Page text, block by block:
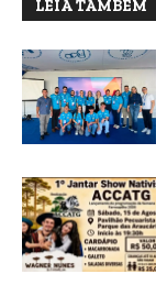
LEIA TAMBÉM